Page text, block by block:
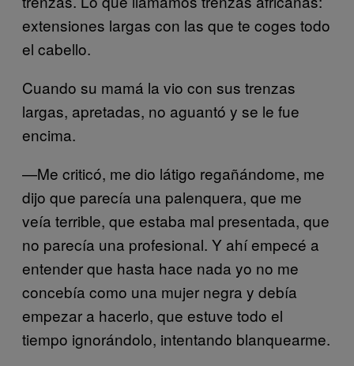
extensiones largas con las que te coges todo
el cabello.
Cuando su mamá la vio con sus trenzas
largas, apretadas, no aguantó y se le fue
encima.
—Me criticó, me dio látigo regañándome, me
dijo que parecía una palenquera, que me
veía terrible, que estaba mal presentada, que
no parecía una profesional. Y ahí empecé a
entender que hasta hace nada yo no me
concebía como una mujer negra y debía
empezar a hacerlo, que estuve todo el
tiempo ignorándolo, intentando blanquearme.